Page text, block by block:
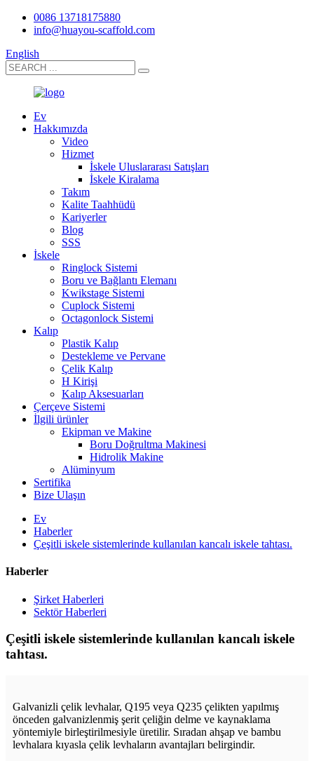
0086 13718175880
info@huayou-scaffold.com
English
Ev
Hakkımızda
Video
Hizmet
İskele Uluslararası Satışları
İskele Kiralama
Takım
Kalite Taahhüdü
Kariyerler
Blog
SSS
İskele
Ringlock Sistemi
Boru ve Bağlantı Elemanı
Kwikstage Sistemi
Cuplock Sistemi
Octagonlock Sistemi
Kalıp
Plastik Kalıp
Destekleme ve Pervane
Çelik Kalıp
H Kirişi
Kalıp Aksesuarları
Çerçeve Sistemi
İlgili ürünler
Ekipman ve Makine
Boru Doğrultma Makinesi
Hidrolik Makine
Alüminyum
Sertifika
Bize Ulaşın
Ev
Haberler
Çeşitli iskele sistemlerinde kullanılan kancalı iskele tahtası.
Haberler
Şirket Haberleri
Sektör Haberleri
Çeşitli iskele sistemlerinde kullanılan kancalı iskele
tahtası.
Galvanizli çelik levhalar, Q195 veya Q235 çelikten yapılmış
önceden galvanizlenmiş şerit çeliğin delme ve kaynaklama
yöntemiyle birleştirilmesiyle üretilir. Sıradan ahşap ve bambu
levhalara kıyasla çelik levhaların avantajları belirgindir.